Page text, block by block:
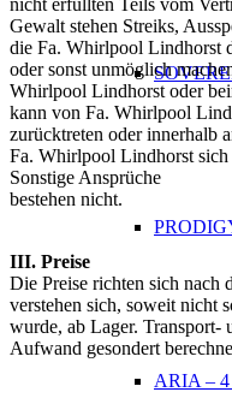
ARIA –
Gewalt stehen Streiks,
die Fa. Whirlpool Lindhorst
oder sonst unmöglich
Whirlpool Lindhorst oder
kann von Fa. Whirlpool
zurücktreten oder innerhalb
Fa. Whirlpool Lindhorst
Sonstige Ansprüche
bestehen nicht.
III. Preise
Die Preise richten sich nach
verstehen sich, soweit nicht
wurde, ab Lager. Transport-
Aufwand gesondert